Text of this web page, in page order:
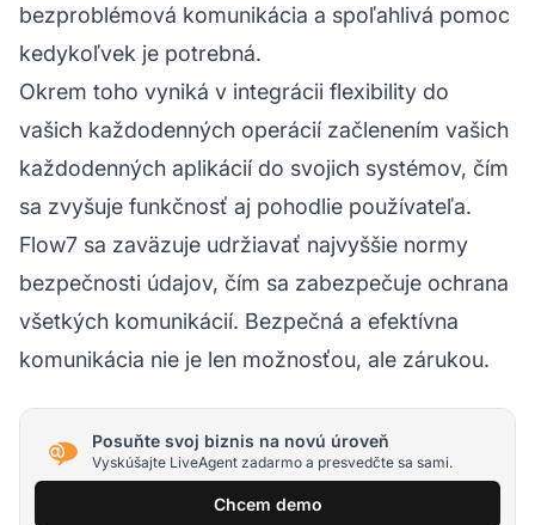
bezproblémová komunikácia a spoľahlivá pomoc
kedykoľvek je potrebná.
Okrem toho vyniká v integrácii flexibility do
vašich každodenných operácií začlenením vašich
každodenných aplikácií do svojich systémov, čím
sa zvyšuje funkčnosť aj pohodlie používateľa.
Flow7 sa zaväzuje udržiavať najvyššie normy
bezpečnosti údajov, čím sa zabezpečuje ochrana
všetkých komunikácií. Bezpečná a efektívna
komunikácia nie je len možnosťou, ale zárukou.
Posuňte svoj biznis na novú úroveň
Vyskúšajte LiveAgent zadarmo a presvedčte sa sami.
Chcem demo